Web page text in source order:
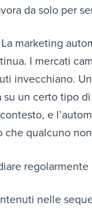
da solo per
La marketing
I mercati
invecchiano.
su un certo tipo
e
che qualcuno
nelle